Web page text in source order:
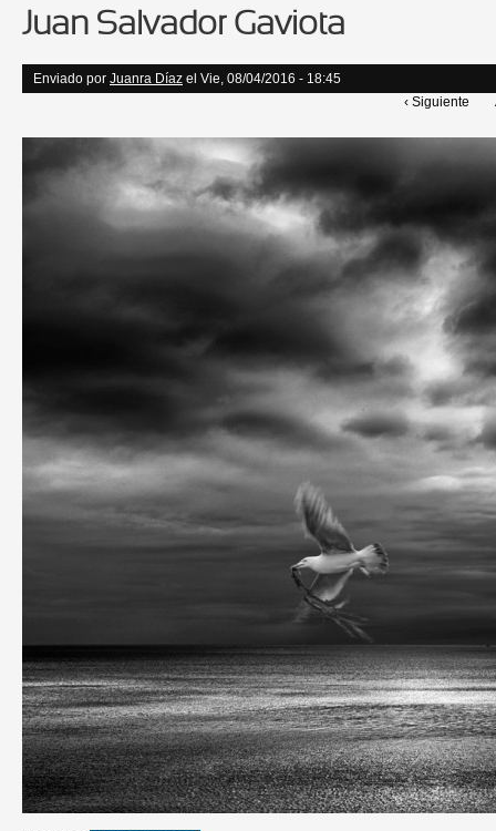
Juan Salvador Gaviota
Enviado por Juanra Díaz el Vie, 08/04/2016 - 18:45
‹ Siguiente